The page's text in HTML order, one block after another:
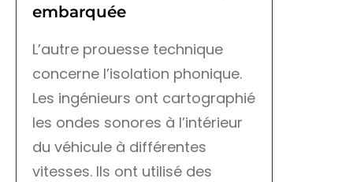
embarquée
L’autre prouesse technique
concerne l’isolation phonique.
Les ingénieurs ont cartographié
les ondes sonores à l’intérieur
du véhicule à différentes
vitesses. Ils ont utilisé des